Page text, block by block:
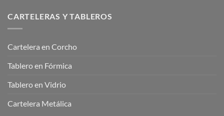
CARTELERAS Y TABLEROS
Cartelera en Corcho
Tablero en Fórmica
Tablero en Vidrio
Cartelera Metálica